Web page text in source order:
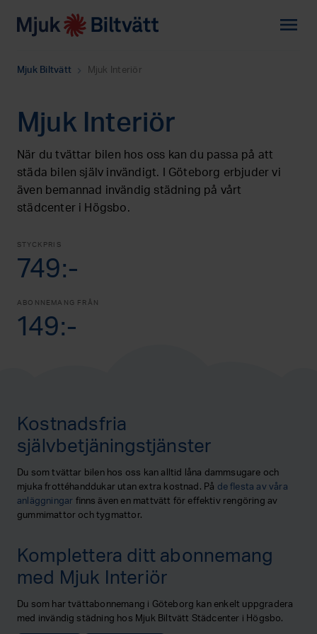
menu
Mjuk Biltvätt chevron_right Mjuk Interiör
Mjuk Interiör
När du tvättar bilen hos oss kan du passa på att
städa bilen själv invändigt. I Göteborg erbjuder vi
även bemannad invändig städning på vårt
städcenter i Högsbo.
ABONNEMANG FRÅN
149:-
STYCKPRIS
749:-
Kostnadsfria
självbetjäningstjänster
Du som tvättar bilen hos oss kan alltid låna dammsugare och
mjuka frottéhanddukar utan extra kostnad. På de flesta av våra
anläggningar finns även en mattvätt för effektiv rengöring av
gummimattor och tygmattor.
Komplettera ditt abonnemang
med Mjuk Interiör
Du som har tvättabonnemang i Göteborg kan enkelt uppgradera
med invändig städning hos Mjuk Biltvätt Städcenter i Högsbo.